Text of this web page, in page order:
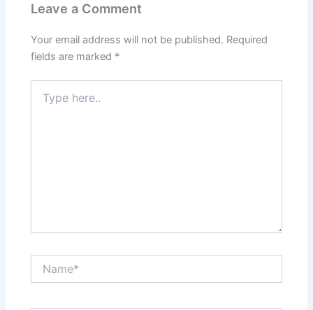
Leave a Comment
Your email address will not be published. Required
fields are marked *
here..